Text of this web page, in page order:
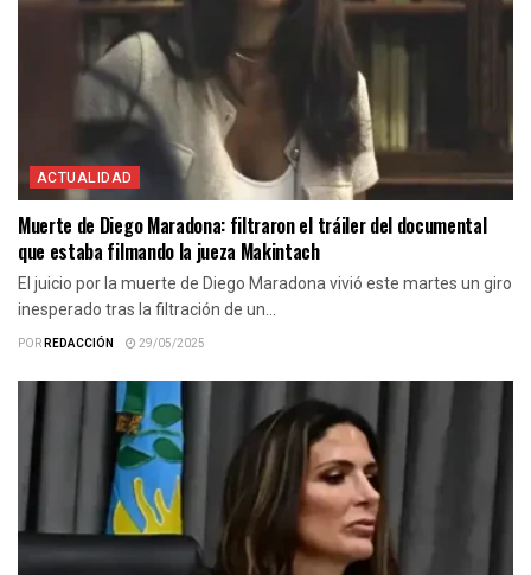
ACTUALIDAD
Muerte de Diego Maradona: filtraron el tráiler del documental
que estaba filmando la jueza Makintach
El juicio por la muerte de Diego Maradona vivió este martes un giro
inesperado tras la filtración de un...
PORREDACCIÓN 29/05/2025